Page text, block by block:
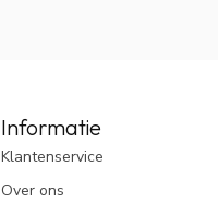
Informatie
Klantenservice
Over ons